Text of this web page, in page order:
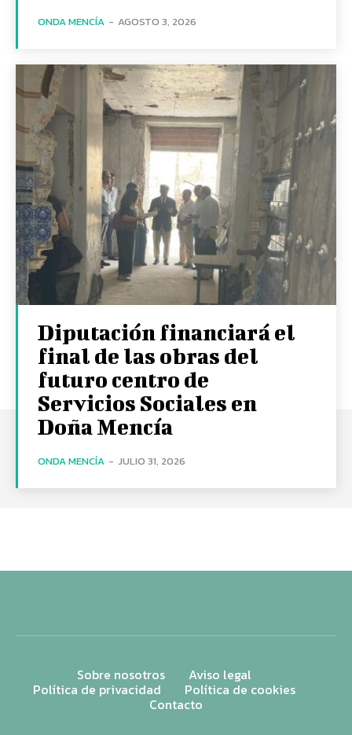
ONDA MENCÍA - AGOSTO 3, 2026
Diputación financiará el
final de las obras del
futuro centro de
Servicios Sociales en
Doña Mencía
ONDA MENCÍA - JULIO 31, 2026
Sobre nosotros Aviso legal
Política de privacidad Política de cookies
Contacto